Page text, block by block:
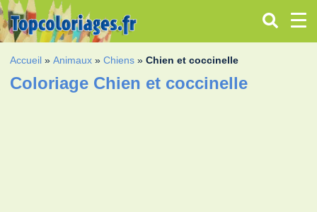
Accueil »Animaux »Chiens »Chien et coccinelle
Coloriage Chien et coccinelle